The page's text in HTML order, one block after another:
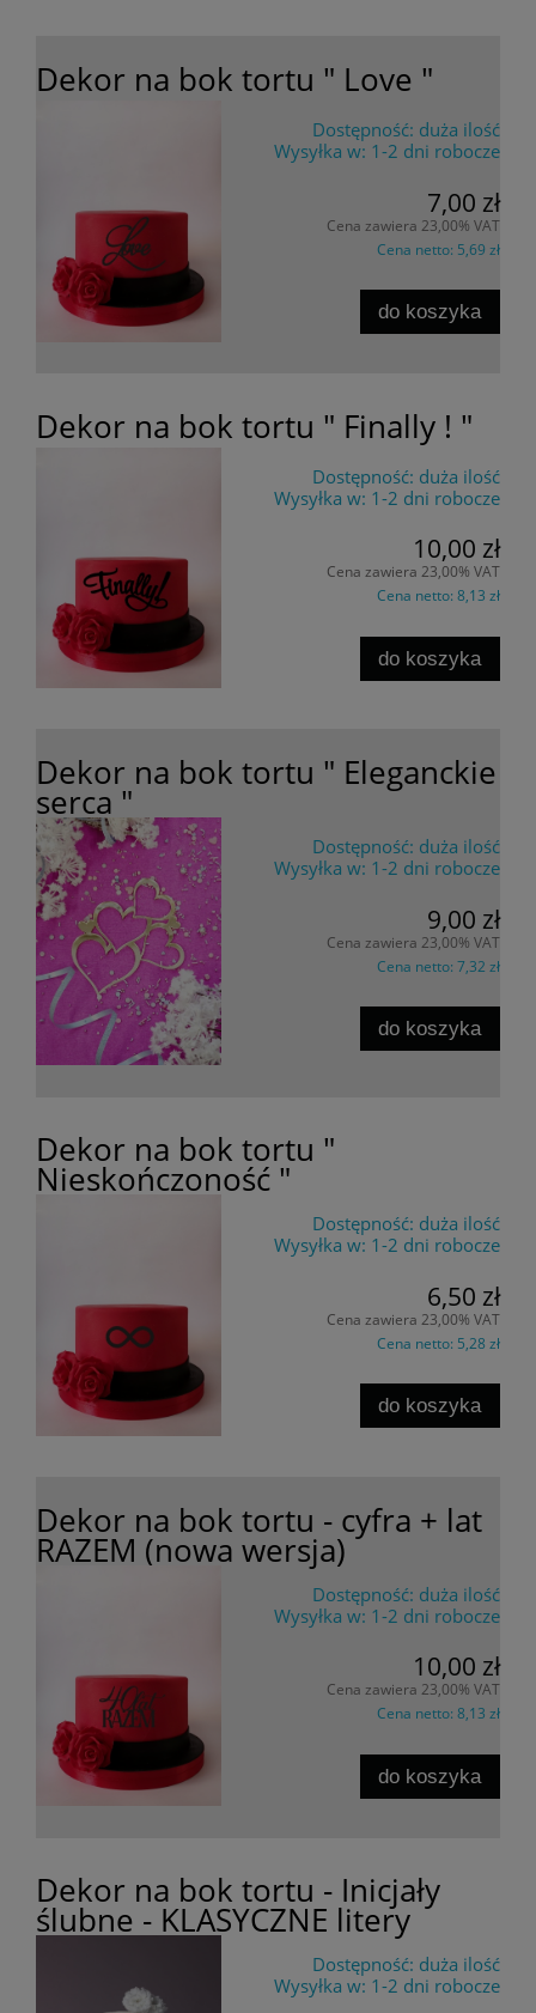
Dekor na bok tortu " Love "
Dostępność: duża ilość
Wysyłka w: 1-2 dni robocze
7,00 zł
Cena zawiera 23,00% VAT
Cena netto: 5,69 zł
do koszyka
Dekor na bok tortu " Finally ! "
Dostępność: duża ilość
Wysyłka w: 1-2 dni robocze
10,00 zł
Cena zawiera 23,00% VAT
Cena netto: 8,13 zł
do koszyka
Dekor na bok tortu " Eleganckie
serca "
Dostępność: duża ilość
Wysyłka w: 1-2 dni robocze
9,00 zł
Cena zawiera 23,00% VAT
Cena netto: 7,32 zł
do koszyka
Dekor na bok tortu "
Nieskończoność "
Dostępność: duża ilość
Wysyłka w: 1-2 dni robocze
6,50 zł
Cena zawiera 23,00% VAT
Cena netto: 5,28 zł
do koszyka
Dekor na bok tortu - cyfra + lat
RAZEM (nowa wersja)
Dostępność: duża ilość
Wysyłka w: 1-2 dni robocze
10,00 zł
Cena zawiera 23,00% VAT
Cena netto: 8,13 zł
do koszyka
Dekor na bok tortu - Inicjały
ślubne - KLASYCZNE litery
Dostępność: duża ilość
Wysyłka w: 1-2 dni robocze